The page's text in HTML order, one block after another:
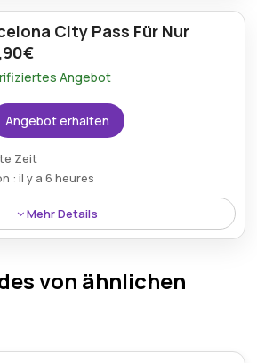
City Pass, der aktuell nur
Angebote auf der offiziellen
City Pass Für Nur
Angebot
Angebot erhalten
Zeit
: il y a 6 heures
Mehr Details
Pass wird derzeit für nur 109,90€
über Turbopass-Angebote.
von ähnlichen